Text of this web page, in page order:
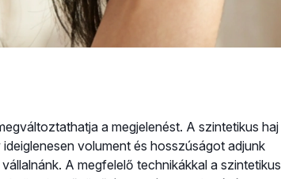
a megjelenést. A szintetikus haj
volument és hosszúságot adjunk
A megfelelő technikákkal a szintetikus